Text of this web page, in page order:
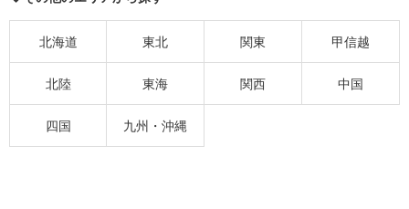
北海道 東北 関東 甲信越
北陸 東海 関西 中国
四国 九州・沖縄